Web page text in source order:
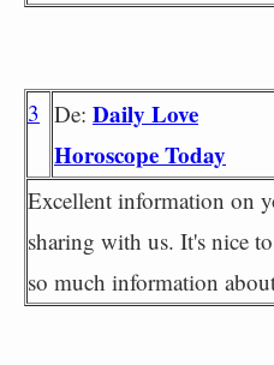
3 De: Daily Love
Horoscope Today
Excellent information on
sharing with us. It's nice
so much information